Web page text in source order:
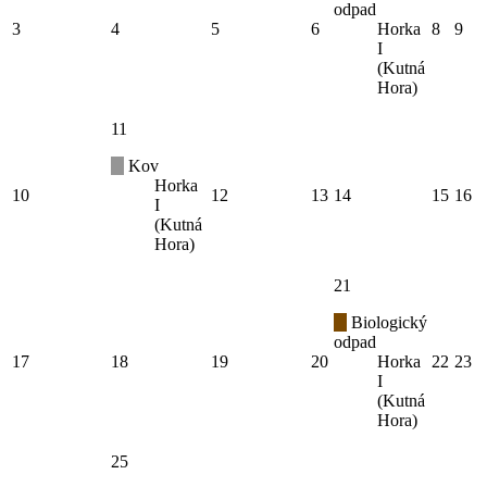
3 4 5 6
odpad
Horka
I
(Kutná
Hora)
8 9
10
11
Kov
Horka
I
(Kutná
Hora)
12 13 14 15 16
17 18 19 20
21
Biologický
odpad
Horka
I
(Kutná
Hora)
22 23
25